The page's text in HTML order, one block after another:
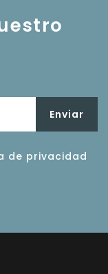
de privacidad